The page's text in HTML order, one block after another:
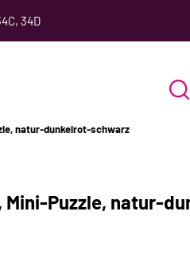
34D
natur-dunkelrot-schwarz
Mini-Puzzle, natur-